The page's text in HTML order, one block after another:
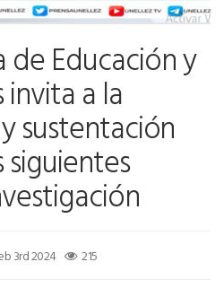
Educación y
a la
sustentación
3rd 2024 215